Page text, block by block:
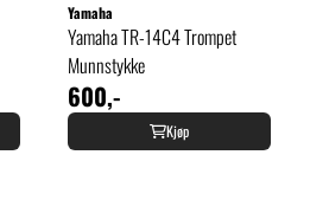
Yamaha
Yamaha TR-14C4 Trompet
Munnstykke
600,-
Kjøp